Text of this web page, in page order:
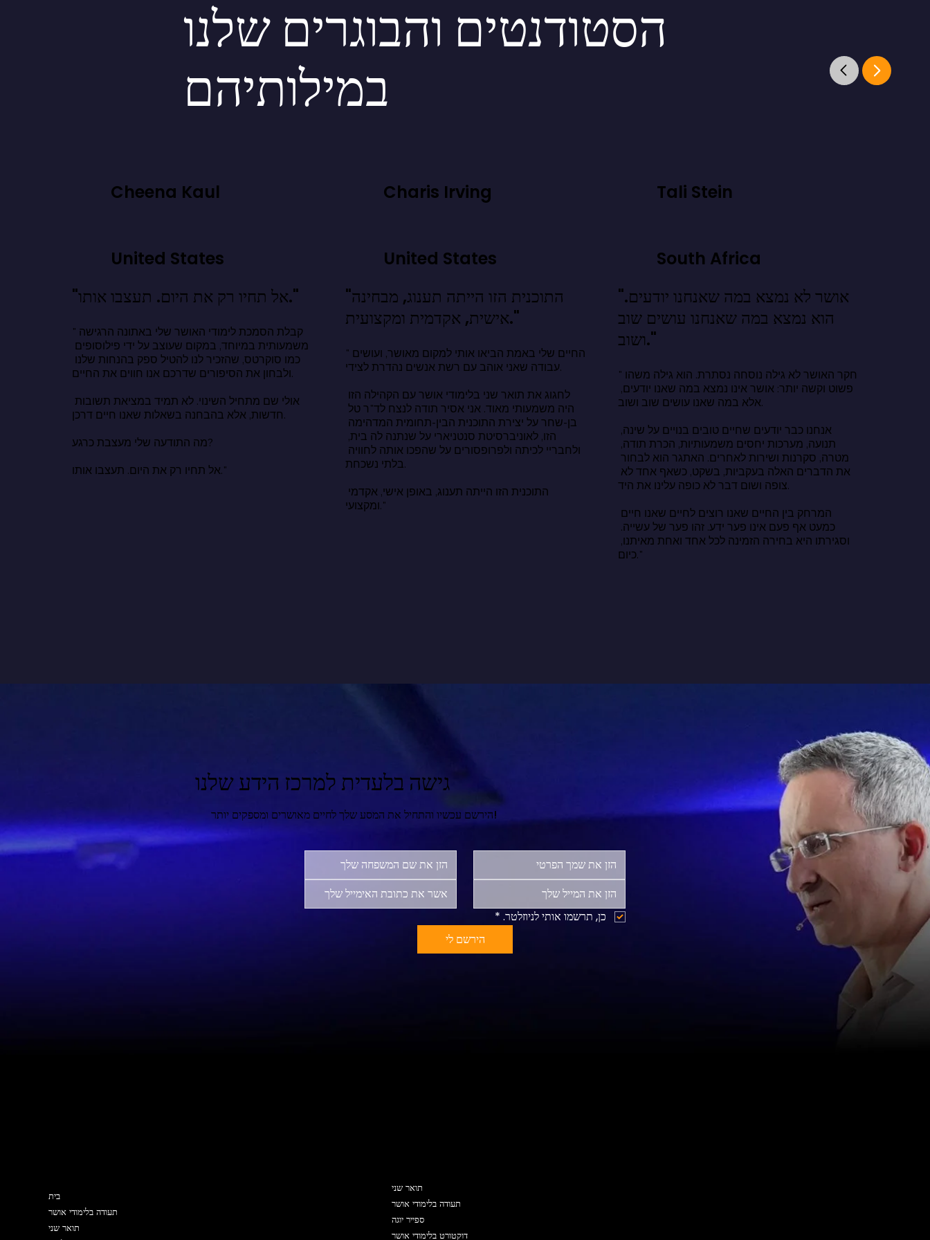
הסטודנטים והבוגרים שלנו
במילותיהם
Cheena Kaul
United States
"אל תחיו רק את היום. תעצבו אותו."
"קבלת הסמכת לימודי האושר שלי באתונה הרגישה
ולבחון את הסיפורים שדרכם אנו חווים את החיים.
חדשות, אלא בהבחנה בשאלות שאנו חיים דרכן.
מה התודעה שלי מעצבת כרגע?
אל תחיו רק את היום. תעצבו אותו."
Charis Irving
United States
"התוכנית הזו הייתה תענוג, מבחינה
אישית, אקדמית ומקצועית."
"החיים שלי באמת הביאו אותי למקום מאושר, ועושים
עבודה שאני אוהב עם רשת אנשים נהדרת לצידי.
בלתי נשכחת.
ומקצועי."
Tali Stein
South Africa
"אושר לא נמצא במה שאנחנו יודעים.
הוא נמצא במה שאנחנו עושים שוב
ושוב."
"חקר האושר לא גילה נוסחה נסתרת. הוא גילה משהו
אלא במה שאנו עושים שוב ושוב.
צופה ושום דבר לא כופה עלינו את היד.
כיום."
גישה בלעדית למרכז הידע שלנו
הירשם עכשיו והתחיל את המסע שלך לחיים מאושרים ומספקים יותר!
כן, תרשמו אותי לניוזלטר. *
הירשם לי
בית
תעודה בלימודי אושר
תואר שני
תואר שני
תעודה בלימודי אושר
ספייר יוגה
דוקטורט בלימודי אושר